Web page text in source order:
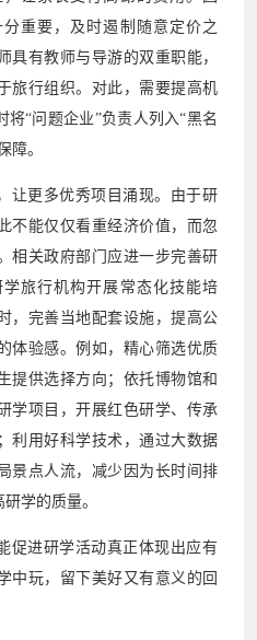
重要，及时遏制随意定价之
具有教师与导游的双重职能，
旅行组织。对此，需要提高机
“问题企业”负责人列入“黑名
障。
让更多优秀项目涌现。由于研
不能仅仅看重经济价值，而忽
相关政府部门应进一步完善研
旅行机构开展常态化技能培
，完善当地配套设施，提高公
体验感。例如，精心筛选优质
提供选择方向；依托博物馆和
学项目，开展红色研学、传承
利用好科学技术，通过大数据
景点人流，减少因为长时间排
学的质量。
促进研学活动真正体现出应有
中玩，留下美好又有意义的回